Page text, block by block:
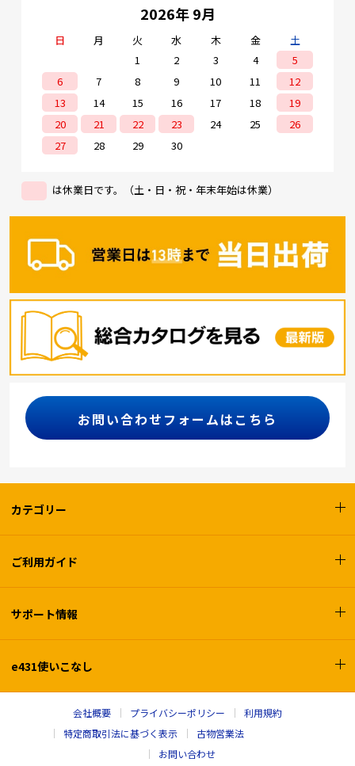
2026年 9月
日 月 火 水 木 金
土
1
2 3 4
5
6
7 8 9 10 11
12
13
14 15 16 17 18
19
20
21 22 23 24 25
26
27
28 29 30
は休業日です。（土・日・祝・年末年始は休業）
お問い合わせフォームはこちら
カテゴリー
ご利用ガイド
サポート情報
e431使いこなし
会社概要 プライバシーポリシー
利用規約
特定商取引法に基づく表示
古物営業法
お問い合わせ